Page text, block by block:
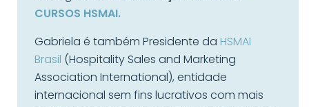
CURSOS HSMAI.
Gabriela é também Presidente da HSMAI
Brasil (Hospitality Sales and Marketing
Association International), entidade
internacional sem fins lucrativos com mais